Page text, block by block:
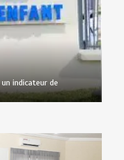
indicateur de